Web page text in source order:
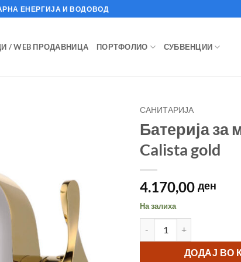
ЕНЕРГИЈА И ВОДОВОД
/ WEB ПРОДАВНИЦА ПОРТФОЛИО СУБВЕНЦИИ
САНИТАРИЈА
Батерија за
Calista gold
4.170,00 ден
На залиха
ДОДАЈ ВО